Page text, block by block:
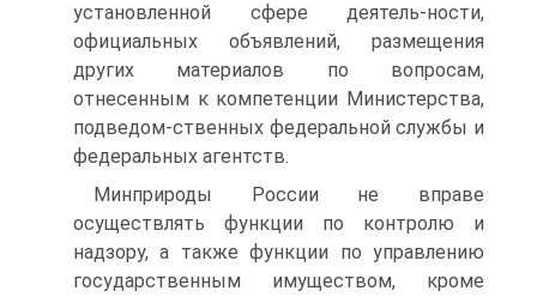
установленной сфере деятель-ности,
официальных объявлений, размещения
других материалов по вопросам,
отнесенным к компетенции Министерства,
подведом-ственных федеральной службы и
федеральных агентств.
Минприроды России не вправе
осуществлять функции по контролю и
надзору, а также функции по управлению
государственным имуществом, кроме